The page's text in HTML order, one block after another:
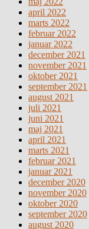
april 2022
marts 2022
februar 2022
januar 2022
december 2021
november 2021
oktober 2021
september 2021
august 2021
juli 2021
juni 2021
maj 2021
april 2021
marts 2021
februar 2021
januar 2021
december 2020
november 2020
oktober 2020
september 2020
august 2020